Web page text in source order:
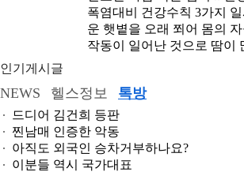
폭염대비 건강수칙 3가지
운 햇볕을 오래 쬐어 몸의
작동이 일어난 것으로 땀이
인기게시글
NEWS 헬스정보 톡방
드디어 김건희 등판
찐남매 인증한 악동
아직도 외국인 승차거부하나요?
이분들 역시 국가대표